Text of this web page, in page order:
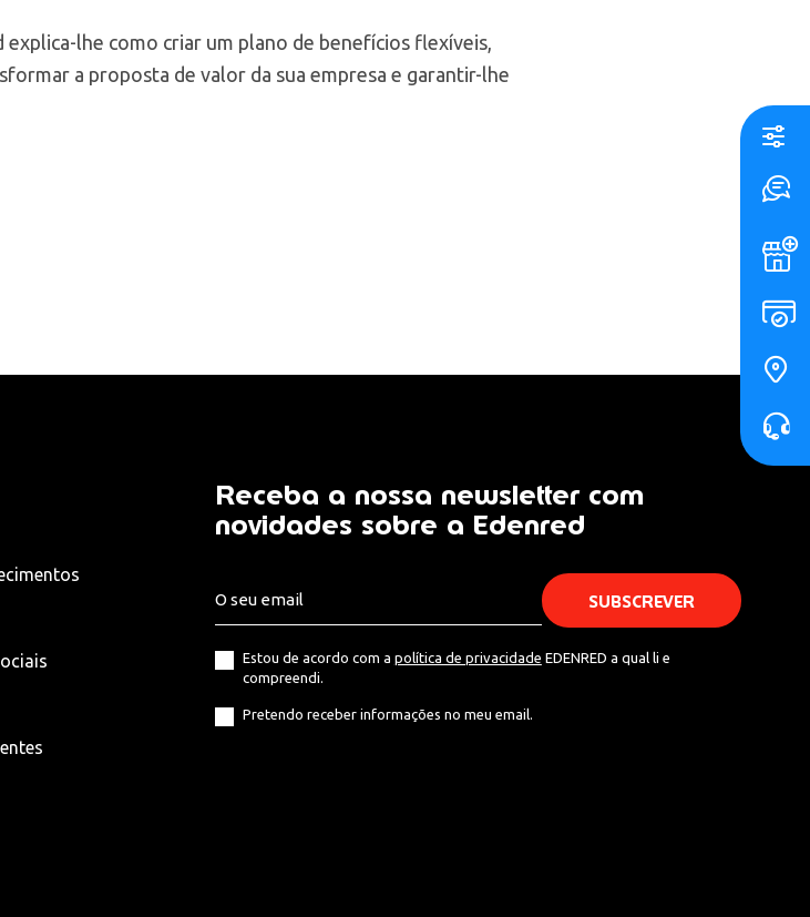
lhe como criar um plano de benefícios flexíveis,
a proposta de valor da sua empresa e garantir-lhe
Receba a nossa newsletter com
novidades sobre a Edenred
Estou de acordo com a política de privacidade EDENRED a qual li e
compreendi.
Pretendo receber informações no meu email.